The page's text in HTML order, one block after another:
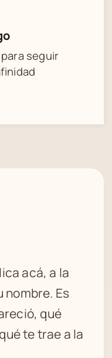
seguir
acá, a la
nombre. Es
qué
te trae a la